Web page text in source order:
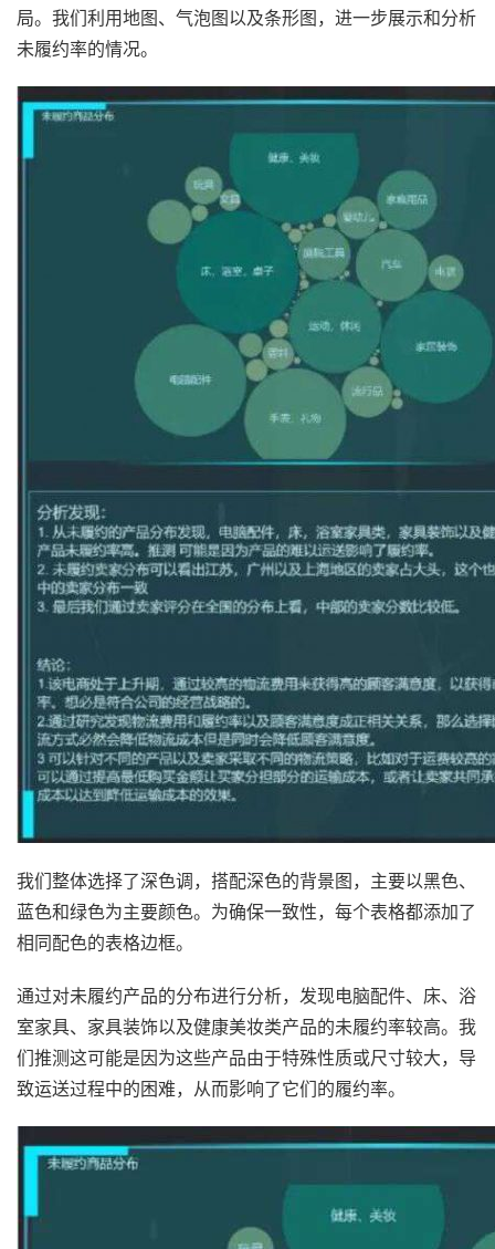
局。我们利用地图、气泡图以及条形图，进一步展示和分析
未履约率的情况。
我们整体选择了深色调，搭配深色的背景图，主要以黑色、
蓝色和绿色为主要颜色。为确保一致性，每个表格都添加了
相同配色的表格边框。
通过对未履约产品的分布进行分析，发现电脑配件、床、浴
室家具、家具装饰以及健康美妆类产品的未履约率较高。我
们推测这可能是因为这些产品由于特殊性质或尺寸较大，导
致运送过程中的困难，从而影响了它们的履约率。